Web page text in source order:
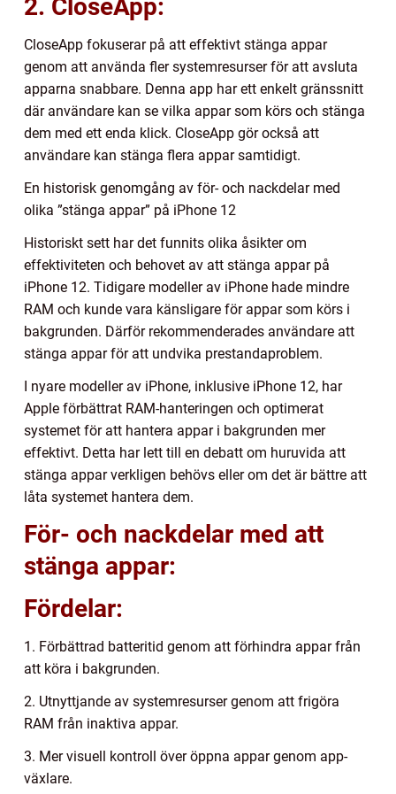
2. CloseApp:
CloseApp fokuserar på att effektivt stänga appar
genom att använda fler systemresurser för att avsluta
apparna snabbare. Denna app har ett enkelt gränssnitt
där användare kan se vilka appar som körs och stänga
dem med ett enda klick. CloseApp gör också att
användare kan stänga flera appar samtidigt.
En historisk genomgång av för- och nackdelar med
olika ”stänga appar” på iPhone 12
Historiskt sett har det funnits olika åsikter om
effektiviteten och behovet av att stänga appar på
iPhone 12. Tidigare modeller av iPhone hade mindre
RAM och kunde vara känsligare för appar som körs i
bakgrunden. Därför rekommenderades användare att
stänga appar för att undvika prestandaproblem.
I nyare modeller av iPhone, inklusive iPhone 12, har
Apple förbättrat RAM-hanteringen och optimerat
systemet för att hantera appar i bakgrunden mer
effektivt. Detta har lett till en debatt om huruvida att
stänga appar verkligen behövs eller om det är bättre att
låta systemet hantera dem.
För- och nackdelar med att
stänga appar:
Fördelar:
1. Förbättrad batteritid genom att förhindra appar från
att köra i bakgrunden.
2. Utnyttjande av systemresurser genom att frigöra
RAM från inaktiva appar.
3. Mer visuell kontroll över öppna appar genom app-
växlare.